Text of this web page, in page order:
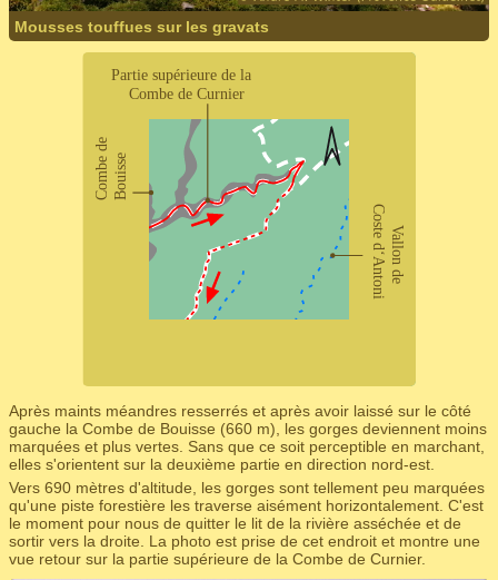
Mousses touffues sur les gravats
Après maints méandres resserrés et après avoir laissé sur le côté
gauche la Combe de Bouisse (660 m), les gorges deviennent moins
marquées et plus vertes. Sans que ce soit perceptible en marchant,
elles s'orientent sur la deuxième partie en direction nord-est.
Vers 690 mètres d'altitude, les gorges sont tellement peu marquées
qu'une piste forestière les traverse aisément horizontalement. C'est
le moment pour nous de quitter le lit de la rivière asséchée et de
sortir vers la droite. La photo est prise de cet endroit et montre une
vue retour sur la partie supérieure de la Combe de Curnier.